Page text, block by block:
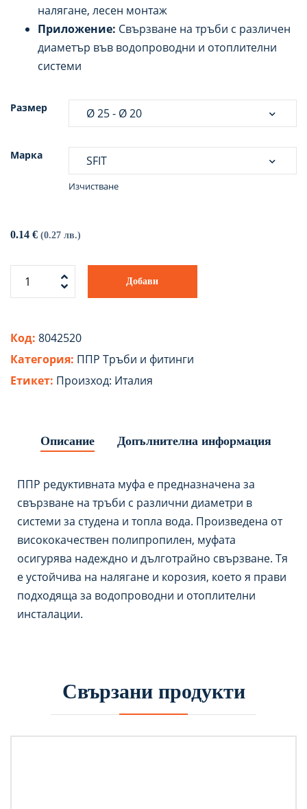
налягане, лесен монтаж
Приложение: Свързване на тръби с различен
диаметър във водопроводни и отоплителни
системи
Размер
Марка
Изчистване
0.14 € (0.27 лв.)
Добави
Код: 8042520
Категория: ППР Тръби и фитинги
Етикет: Произход: Италия
Описание Допълнителна информация
ППР редуктивната муфа е предназначена за
свързване на тръби с различни диаметри в
системи за студена и топла вода. Произведена от
висококачествен полипропилен, муфата
осигурява надеждно и дълготрайно свързване. Тя
е устойчива на налягане и корозия, което я прави
подходяща за водопроводни и отоплителни
инсталации.
Свързани продукти